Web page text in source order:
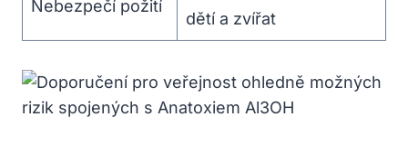
Nebezpečí požití
dětí a zvířat